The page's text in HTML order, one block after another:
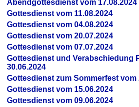
Abendgottesdienst vom 17.08.2024
Gottesdienst vom 11.08.2024
Gottesdienst vom 04.08.2024
Gottesdienst vom 20.07.2024
Gottesdienst vom 07.07.2024
Gottesdienst und Verabschiedung
30.06.2024
Gottesdienst zum Sommerfest vom
Gottesdienst vom 15.06.2024
Gottesdienst vom 09.06.2024